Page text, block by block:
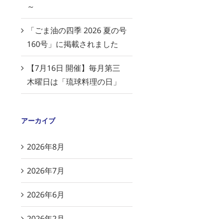
～
「ごま油の四季 2026 夏の号
160号」に掲載されました
【7月16日 開催】毎月第三
木曜日は「琉球料理の日」
アーカイブ
2026年8月
2026年7月
2026年6月